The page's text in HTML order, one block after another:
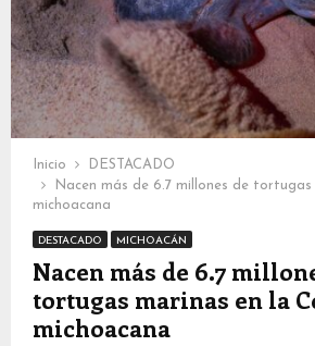
Inicio
DESTACADO
Nacen más de 6.7 millones de
michoacana
DESTACADO MICHOACÁN
Nacen más de 6.7
tortugas marinas en la
michoacana